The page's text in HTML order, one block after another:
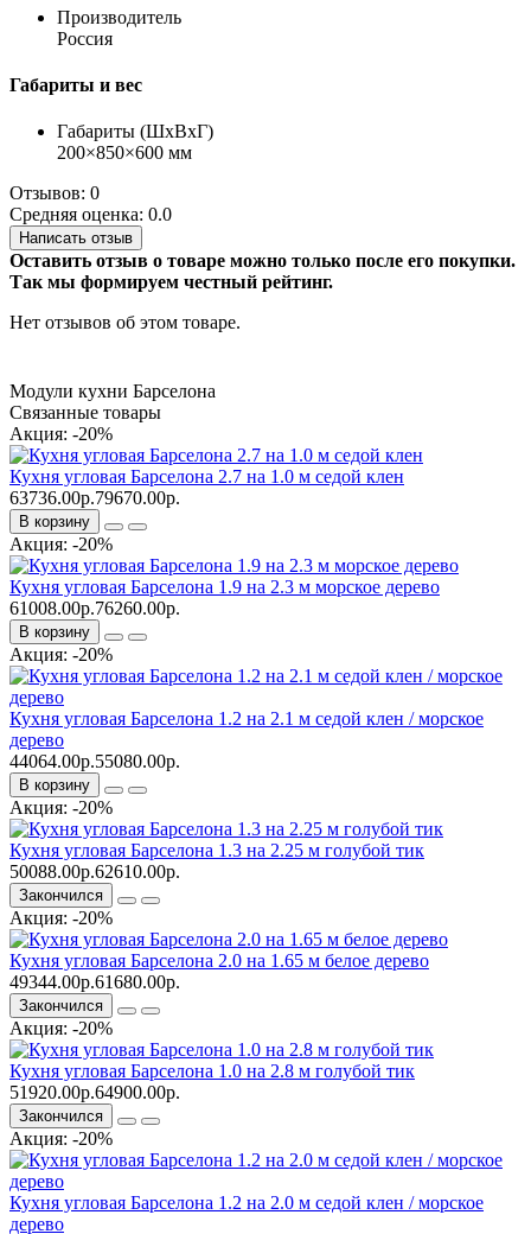
Производитель
Россия
Габариты и вес
Габариты (ШхВхГ)
200×850×600 мм
Отзывов: 0
Средняя оценка: 0.0
Написать отзыв
Оставить отзыв о товаре можно только после его покупки.
Так мы формируем честный рейтинг.
Нет отзывов об этом товаре.
Модули кухни Барселона
Связанные товары
Акция: -20%
Кухня угловая Барселона 2.7 на 1.0 м седой клен
63736.00р.79670.00р.
В корзину
Акция: -20%
Кухня угловая Барселона 1.9 на 2.3 м морское дерево
61008.00р.76260.00р.
В корзину
Акция: -20%
Кухня угловая Барселона 1.2 на 2.1 м седой клен / морское
дерево
44064.00р.55080.00р.
В корзину
Акция: -20%
Кухня угловая Барселона 1.3 на 2.25 м голубой тик
50088.00р.62610.00р.
Закончился
Акция: -20%
Кухня угловая Барселона 2.0 на 1.65 м белое дерево
49344.00р.61680.00р.
Закончился
Акция: -20%
Кухня угловая Барселона 1.0 на 2.8 м голубой тик
51920.00р.64900.00р.
Закончился
Акция: -20%
Кухня угловая Барселона 1.2 на 2.0 м седой клен / морское
дерево